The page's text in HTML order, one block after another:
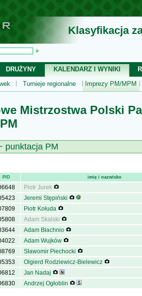
Klasyfikacja
DRUŻYNY KALENDARZ I WYNIKI
Turnieje regionalne Imprezy PM/MPM
Mistrzostwa Polski
punktacja PM
PID imię i nazwisko
Piotr Jurek
Jeremi Stępiński
Piotr Kołuda
Adam Skalski
Adam Błachnio
Adam Wujków
Sławomir Piechocki
Olgierd Rodziewicz-Bielewicz
Jan Nadaj
Andrzej Ogłoblin